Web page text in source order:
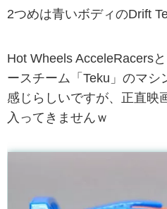
2つめは青いボディのDrift
Hot Wheels AcceleRacers
ースチーム「Teku」のマシ
感じらしいですが、正直映
入ってきませんｗ